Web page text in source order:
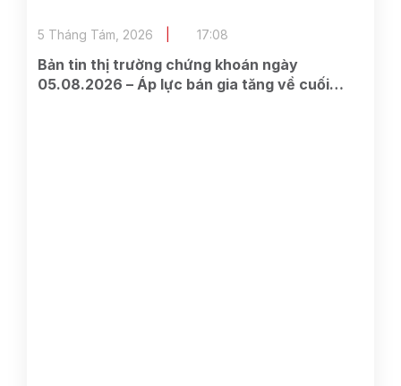
Bản tin thị trường chứng khoán ngày
05.08.2026 – Áp lực bán gia tăng về cuối
5 Tháng Tám, 2026 17:08